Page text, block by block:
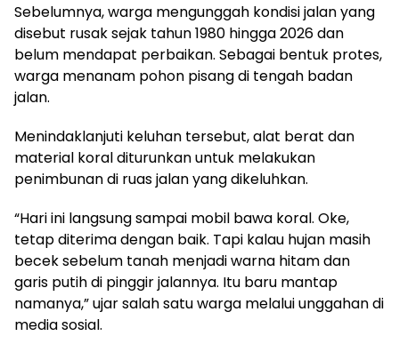
Sebelumnya, warga mengunggah kondisi jalan yang
disebut rusak sejak tahun 1980 hingga 2026 dan
belum mendapat perbaikan. Sebagai bentuk protes,
warga menanam pohon pisang di tengah badan
jalan.
Menindaklanjuti keluhan tersebut, alat berat dan
material koral diturunkan untuk melakukan
penimbunan di ruas jalan yang dikeluhkan.
“Hari ini langsung sampai mobil bawa koral. Oke,
tetap diterima dengan baik. Tapi kalau hujan masih
becek sebelum tanah menjadi warna hitam dan
garis putih di pinggir jalannya. Itu baru mantap
namanya,” ujar salah satu warga melalui unggahan di
media sosial.